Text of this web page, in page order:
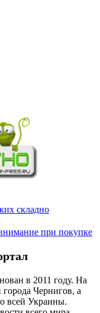
складно
при покупке
в 2011 году. На
Чернигов, а
всей Украины.